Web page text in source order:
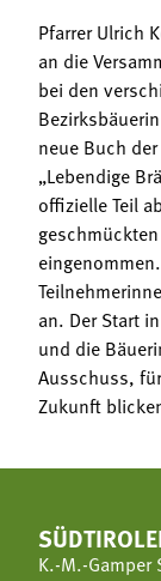
Pfarrer Ulrich
an die
bei den
neue Buch
„Lebendige
offizielle Teil
an. Der Start
und die
Ausschuss,
Zukunft
K.-M.-Gamper